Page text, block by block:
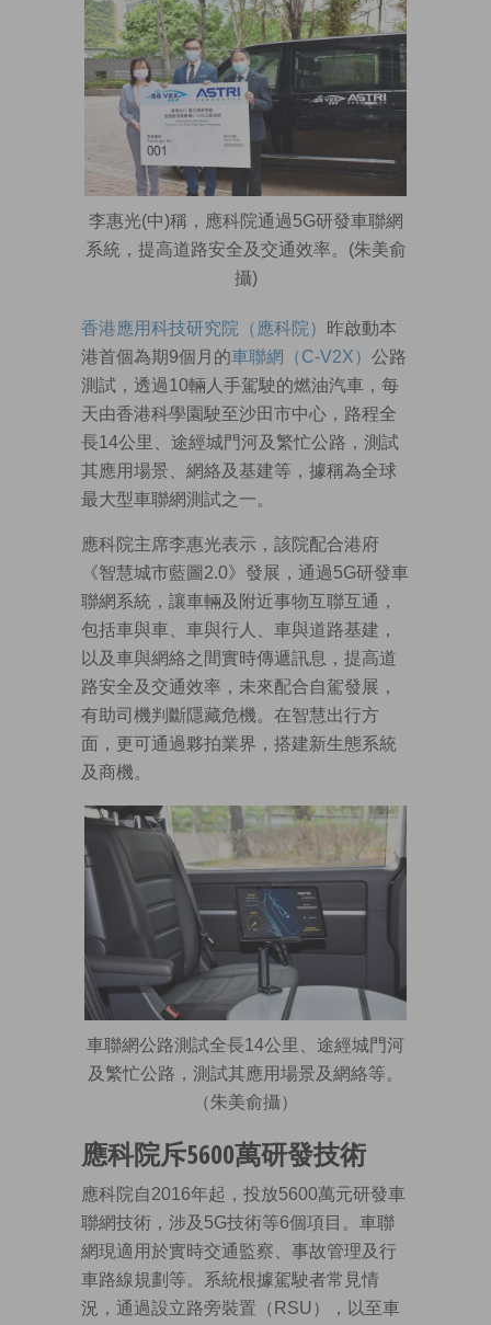
李惠光(中)稱，應科院通過5G研發車聯網
系統，提高道路安全及交通效率。(朱美俞
攝)
香港應用科技研究院（應科院）
昨啟動本
港首個為期9個月的車聯網（C-V2X） 公路
測試，透過10輛人手駕駛的燃油汽車，每
天由香港科學園駛至沙田市中心，路程全
長14公里、途經城門河及繁忙公路，測試
其應用場景、網絡及基建等，據稱為全球
最大型車聯網測試之一。
應科院主席李惠光表示，該院配合港府
《智慧城市藍圖2.0》發展，通過5G研發車
聯網系統，讓車輛及附近事物互聯互通，
包括車與車、車與行人、車與道路基建，
以及車與網絡之間實時傳遞訊息，提高道
路安全及交通效率，未來配合自駕發展，
有助司機判斷隱藏危機。在智慧出行方
面，更可通過夥拍業界，搭建新生態系統
及商機。
車聯網公路測試全長14公里、途經城門河
及繁忙公路，測試其應用場景及網絡等。
（朱美俞攝）
應科院斥5600萬研發技術
應科院自2016年起，投放5600萬元研發車
聯網技術，涉及5G技術等6個項目。車聯
網現適用於實時交通監察、事故管理及行
車路線規劃等。系統根據駕駛者常見情
況，通過設立路旁裝置（RSU），以至車